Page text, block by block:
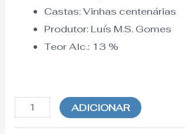
Castas: Vinhas centenárias
Produtor: Luís M.S. Gomes
Teor Alc.:13 %
ADICIONAR